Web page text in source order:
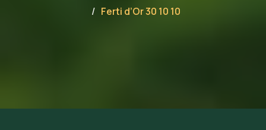
Ferti d’Or 30 10 10